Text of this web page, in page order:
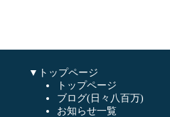
▼トップページ
トップページ
ブログ(日々八百万)
お知らせ一覧